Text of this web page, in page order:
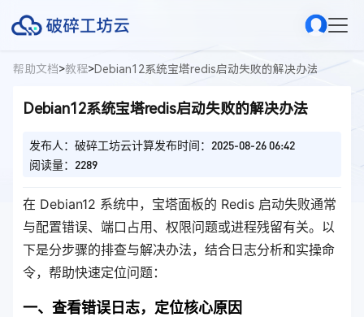
帮助文档>教程>Debian12系统宝塔redis启动失败的解决办法
Debian12系统宝塔redis启动失败的解决办法
发布人：破碎工坊云计算发布时间：2025-08-26 06:42
阅读量：2289
在 Debian12 系统中，宝塔面板的 Redis 启动失败通常
与配置错误、端口占用、权限问题或进程残留有关。以
下是分步骤的排查与解决办法，结合日志分析和实操命
令，帮助快速定位问题：
一、查看错误日志，定位核心原因